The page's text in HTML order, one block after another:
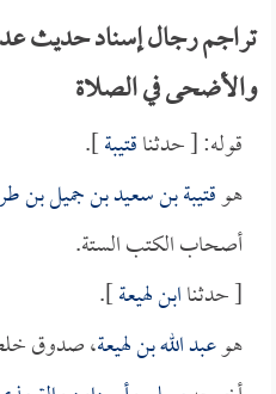
تراجم رجال إسناد حديث
والأضحى في الصلاة
قوله: [ حدثناقتيبة].
هوقتيبة بن سعيد بن جميل بن
أصحاب الكتب الستة.
[ حدثناابن لهيعة].
هوعبد الله بن لهيعة، صدوق